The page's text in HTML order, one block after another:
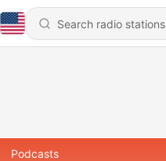
Podcasts